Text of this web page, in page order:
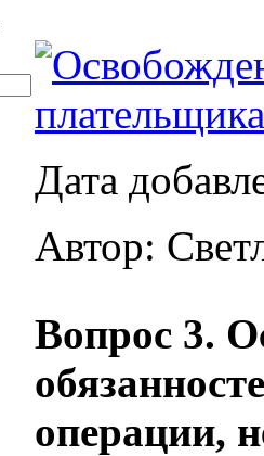
Дата
Автор:
Вопрос 3.
операции,